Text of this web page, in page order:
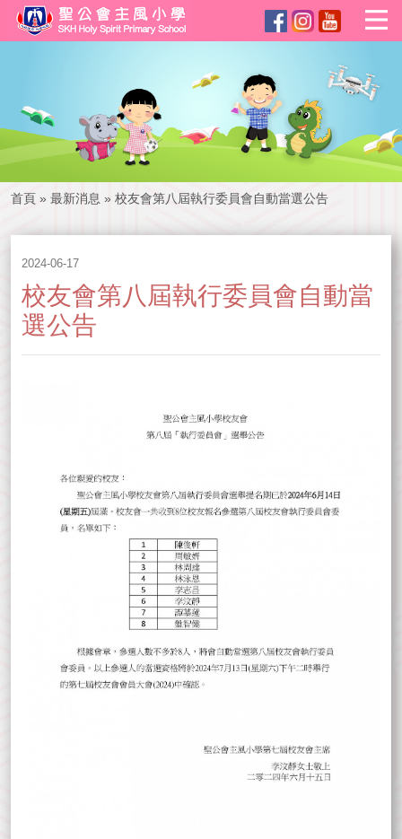
首頁 » 最新消息 » 校友會第八屆執行委員會自動當選公告
2024-06-17
校友會第八屆執行委員會自動當
選公告